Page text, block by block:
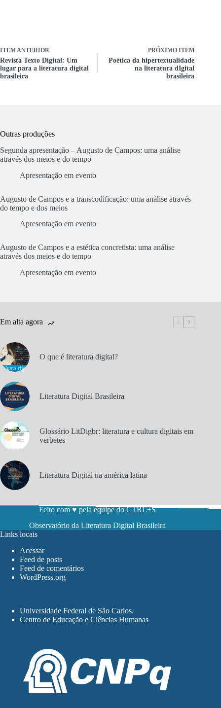
ITEM ANTERIOR
Revista Texto Digital: Um
lugar para a literatura digital
brasileira
PRÓXIMO ITEM
Poética da hipertextualidade
na literatura dIgital
brasileira
Outras produções
Segunda apresentação – Augusto de Campos: uma análise
através dos meios e do tempo
Apresentação em evento
Augusto de Campos e a transcodificação: uma análise através
do tempo e dos meios
Apresentação em evento
Augusto de Campos e a estética concretista: uma análise
através dos meios e do tempo
Apresentação em evento
Em alta agora
O que é literatura digital?
Literatura Digital Brasileira
Glossário LitDigbr: literatura e cultura digitais em
verbetes
Literatura Digital na américa latina
Feito com ♥ pela equipe do CTRL+S
Observatório da Literatura Digital Brasileira
Links locais
Acessar
Feed de posts
Feed de comentários
WordPress.org
Universidade Federal de São Carlos.
Centro de Educação e Ciências Humanas